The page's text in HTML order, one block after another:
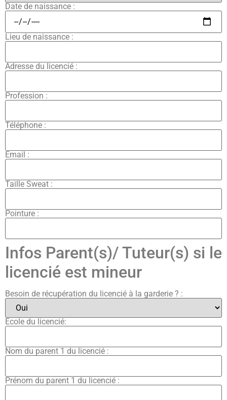
Date de naissance :
Lieu de naissance :
Adresse du licencié :
Profession :
Téléphone :
Email :
Taille Sweat :
Pointure :
Infos Parent(s)/ Tuteur(s) si le
licencié est mineur
Besoin de récupération du licencié à la garderie ? :
Ecole du licencié:
Nom du parent 1 du licencié :
Prénom du parent 1 du licencié :